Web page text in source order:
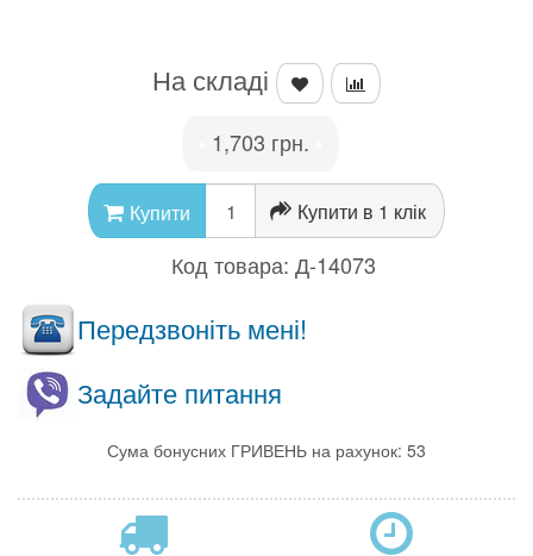
На складі
1,703 грн.
Купити Купити в 1 клік
Код товара: Д-14073
Передзвоніть мені!
Задайте питання
Сума бонусних ГРИВЕНЬ на рахунок: 53